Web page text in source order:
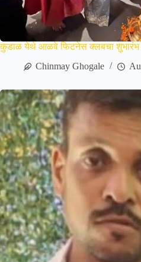
कुडाळ येथे आळवे फिटनेस क्लबचा शुभारंभ
Chinmay Ghogale